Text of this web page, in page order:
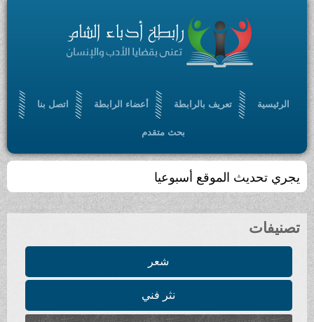
الرئيسية تعريف بالرابطة أعضاء الرابطة اتصل بنا
بحث متقدم
تجمّعٌ أدبي ، ثقافي ، مفتوح ، يسعى إلى الإسهام في
بلورة رؤيا أدبية حضارية ، من خلال أدب سامٍ ملتزم
تصنيفات
شعر
نثر فني